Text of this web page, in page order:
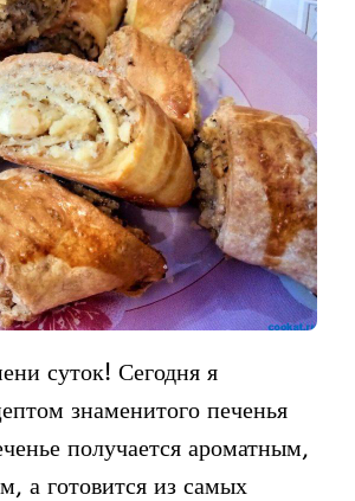
ПЕЧЕНЬЕ
ГАТА
КЯТА
С
ОРЕХАМИ
И
ВАНИЛЬЮ!
ДВА
ВИДА
НАЧИНКИ!
БЫСТРО
И
ПРОСТО!
суток! Сегодня я
знаменитого печенья
получается ароматным,
а готовится из самых